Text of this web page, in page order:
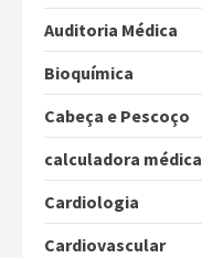
Auditoria Médica
Bioquímica
Cabeça e Pescoço
calculadora médica
Cardiologia
Cardiovascular